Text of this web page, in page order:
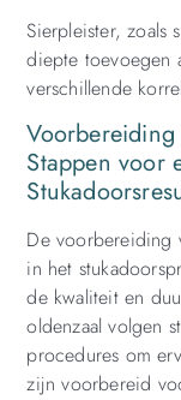
Sierpleister, zoals
diepte toevoegen
verschillende
Stappen voor
De voorbereiding
in het
de kwaliteit en
oldenzaal volgen
procedures om
zijn voorbereid